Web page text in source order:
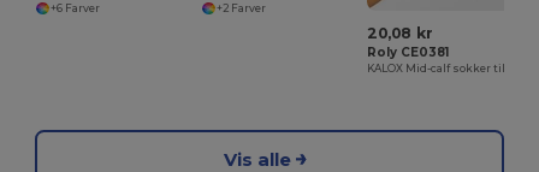
+6 Farver
+2 Farver
20,08 kr
Roly CE0381
Vis alle